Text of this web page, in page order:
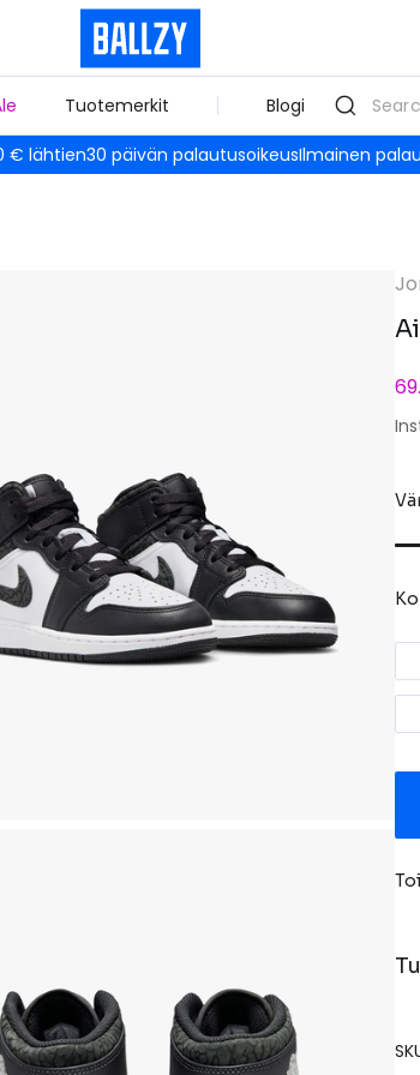
Tuotemerkit Blogi
€ lähtien30 päivän palautusoikeusIlmainen